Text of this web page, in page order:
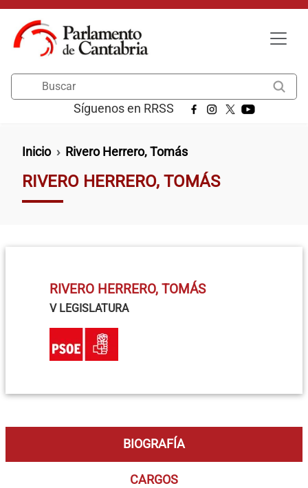
Pasar al contenido principal
Síguenos en RRSS
Ruta de navegación
Inicio Rivero Herrero, Tomás
RIVERO HERRERO, TOMÁS
RIVERO HERRERO, TOMÁS
V LEGISLATURA
BIOGRAFÍA
CARGOS